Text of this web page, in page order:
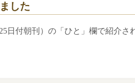
した
日付朝刊）の「ひと」欄で紹介さ